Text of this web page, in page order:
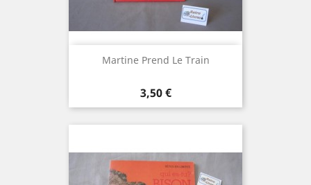
Martine Prend Le Train
Prix
3,50 €